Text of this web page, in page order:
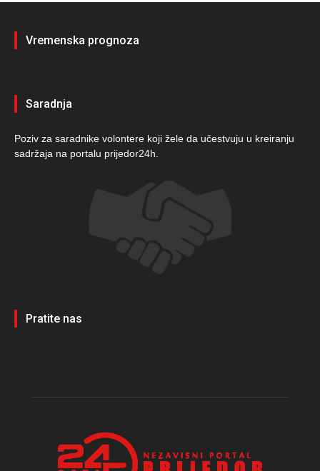
Vremenska prognoza
Saradnja
Poziv za saradnike volontere koji žele da učestvuju u kreiranju
sadržaja na portalu prijedor24h.
Pratite nas